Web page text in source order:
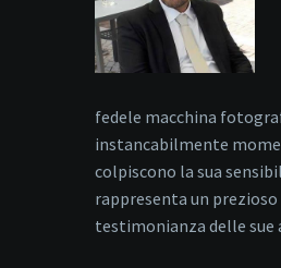
fedele macchina
instancabilmente
colpiscono la sua
rappresenta un prezioso
testimonianza delle sue